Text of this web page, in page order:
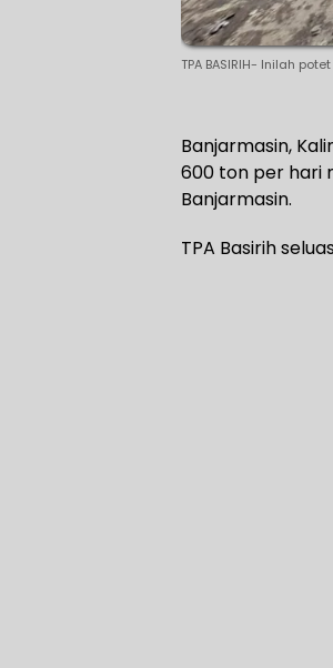
TPA BASIRIH- Inilah
Banjarmasin,
600 ton per hari
Banjarmasin.
TPA Basirih